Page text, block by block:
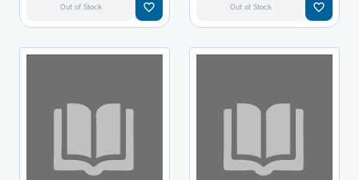
Out of Stock favorite_border Out of Stock favorite_border